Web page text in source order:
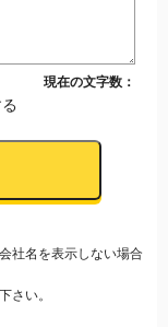
現在の文字数：
社名を表示しない場合
さい。